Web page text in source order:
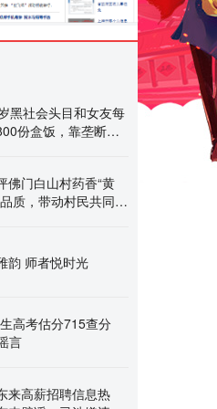
黑社会头目和女友每
份盒饭，靠垄断工
佛门白山村药香“黄
质，带动村民共同致
韵 师者悦时光
高考估分715查分
言
来高薪招聘信息热